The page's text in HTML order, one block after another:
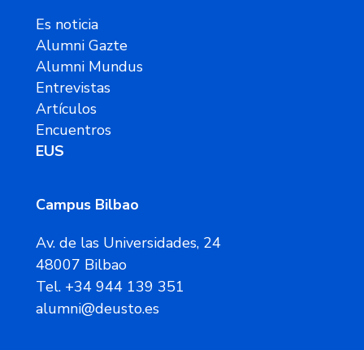
Es noticia
Alumni Gazte
Alumni Mundus
Entrevistas
Artículos
Encuentros
EUS
Campus Bilbao
Av. de las Universidades, 24
48007 Bilbao
Tel. +34 944 139 351
alumni@deusto.es